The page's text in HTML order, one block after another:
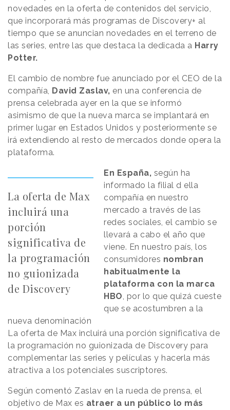
novedades en la oferta de contenidos del servicio,
que incorporará más programas de Discovery+ al
tiempo que se anuncian novedades en el terreno de
las series, entre las que destaca la dedicada a Harry
Potter.
El cambio de nombre fue anunciado por el CEO de la
compañía, David Zaslav, en una conferencia de
prensa celebrada ayer en la que se informó
asimismo de que la nueva marca se implantará en
primer lugar en Estados Unidos y posteriormente se
irá extendiendo al resto de mercados donde opera la
plataforma.
La oferta de Max
incluirá una
porción
significativa de
la programación
no guionizada
de Discovery
En España, según ha
informado la filial d ella
compañía en nuestro
mercado a través de las
redes sociales, el cambio se
llevará a cabo el año que
viene. En nuestro país, los
consumidores nombran
habitualmente la
plataforma con la marca
HBO, por lo que quizá cueste
que se acostumbren a la
nueva denominación
La oferta de Max incluirá una porción significativa de
la programación no guionizada de Discovery para
complementar las series y películas y hacerla más
atractiva a los potenciales suscriptores.
Según comentó Zaslav en la rueda de prensa, el
objetivo de Max es atraer a un público lo más